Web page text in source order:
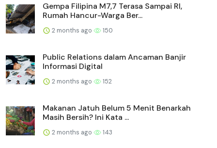
Gempa Filipina M7,7 Terasa Sampai RI,
Rumah Hancur-Warga Ber...
2 months ago 150
Public Relations dalam Ancaman Banjir
Informasi Digital
2 months ago 152
Makanan Jatuh Belum 5 Menit Benarkah
Masih Bersih? Ini Kata ...
2 months ago 143